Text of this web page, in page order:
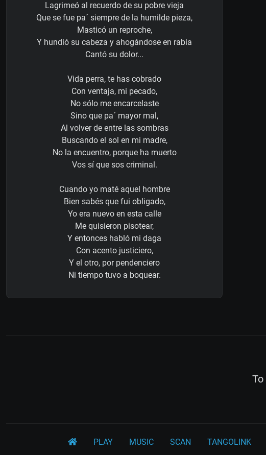
Lagrimeó al recuerdo de su pobre vieja
Que se fue pa´ siempre de la humilde pieza,
Masticó un reproche,
Y hundió su cabeza y ahogándose en rabia
Cantó su dolor...
Vida perra, te has cobrado
Con ventaja, mi pecado,
No sólo me encarcelaste
Sino que pa´ mayor mal,
Al volver de entre las sombras
Buscando el sol en mi madre,
No la encuentro, porque ha muerto
Vos sí que sos criminal.
Cuando yo maté aquel hombre
Bien sabés que fui obligado,
Yo era nuevo en esta calle
Me quisieron pisotear,
Y entonces habló mi daga
Con acento justiciero,
Y el otro, por pendenciero
Ni tiempo tuvo a boquear.
PLAY MUSIC SCAN TANGOLINK